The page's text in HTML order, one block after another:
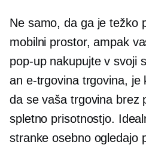
Ne samo, da ga je težko
mobilni prostor, ampak
pop-upnakupujte v svoji
an e-trgovinatrgovina, je
da se vaša trgovina brez
spletno prisotnostjo.
stranke osebno ogledajo